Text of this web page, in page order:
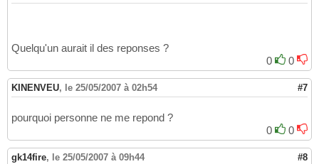
Quelqu'un aurait il des reponses ?
0
0
KINENVEU, le 25/05/2007 à 02h54 #7
pourquoi personne ne me repond ?
0
0
gk14fire, le 25/05/2007 à 09h44 #8